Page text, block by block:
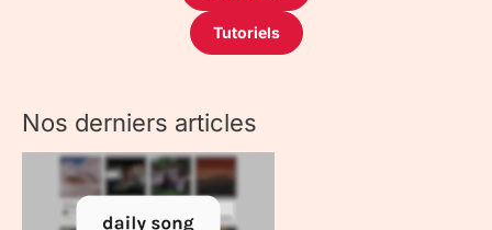
Tutoriels
Nos derniers articles